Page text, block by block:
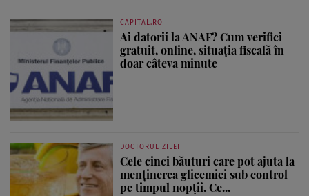
CAPITAL.RO
Ai datorii la ANAF? Cum verifici
gratuit, online, situația fiscală în
doar câteva minute
DOCTORUL ZILEI
Cele cinci băuturi care pot ajuta la
menținerea glicemiei sub control
pe timpul nopții. Ce...